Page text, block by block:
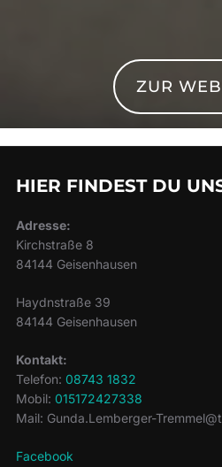
ZUR
HIER FINDEST DU
Adresse:
Kirchstraße 8
84144 Geisenhausen
Haydnstraße 39
84144 Geisenhausen
Kontakt:
Telefon: 08743 1832
Mobil: 015172427338
Mail: Gunda.Lemberger-
Facebook